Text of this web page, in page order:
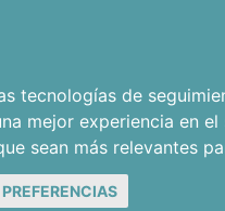
tecnologías de
mejor experiencia en
sean más relevantes